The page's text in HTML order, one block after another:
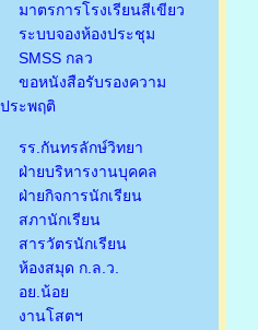
มาตรการโรงเรียนสีเขียว
ระบบจองห้องประชุม
SMSS กลว
ขอหนังสือรับรองความ
ประพฤติ
รร.กันทรลักษ์วิทยา
ฝ่ายบริหารงานบุคคล
ฝ่ายกิจการนักเรียน
สภานักเรียน
สารวัตรนักเรียน
ห้องสมุด ก.ล.ว.
อย.น้อย
งานโสตฯ